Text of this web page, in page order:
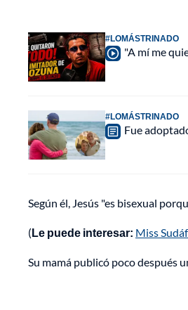
#LOMÁSTRINADO
"A mí me
#LOMÁSTRINADO
Fue
Según él, Jesús "es bisexual
(Le puede interesar: Miss
Su mamá publicó poco después